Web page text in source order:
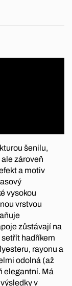
šenilu,
zároveň
a motiv
vysokou
vrstvou
zůstávají na
setřít hadříkem
rayonu a
odolná (až
elegantní. Má
v